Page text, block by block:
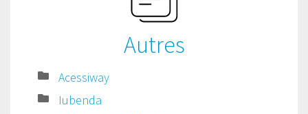
Autres
Acessiway
Iubenda